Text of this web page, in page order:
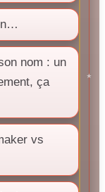
nom : un
ça
vs